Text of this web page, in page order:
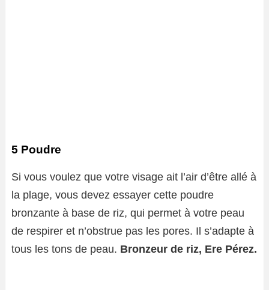
5 Poudre
Si vous voulez que votre visage ait l’air d’être allé à
la plage, vous devez essayer cette poudre
bronzante à base de riz, qui permet à votre peau
de respirer et n’obstrue pas les pores. Il s’adapte à
tous les tons de peau. Bronzeur de riz, Ere Pérez.